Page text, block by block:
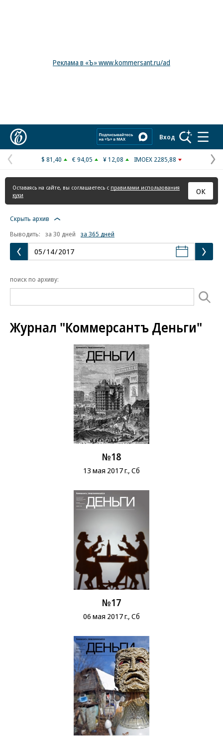
Реклама в «Ъ» www.kommersant.ru/ad
Вход
Предыдущая
страница
$ 81,40 € 94,05 ¥ 12,08 IMOEX 2285,88
Оставаясь на сайте, вы соглашаетесь с правилами использования
куки
ОК
Скрыть архив
Выводить:
за 30 дней за 365 дней
поиск по архиву:
Журнал "Коммерсантъ Деньги"
№18
13 мая 2017 г., Сб
№17
06 мая 2017 г., Сб